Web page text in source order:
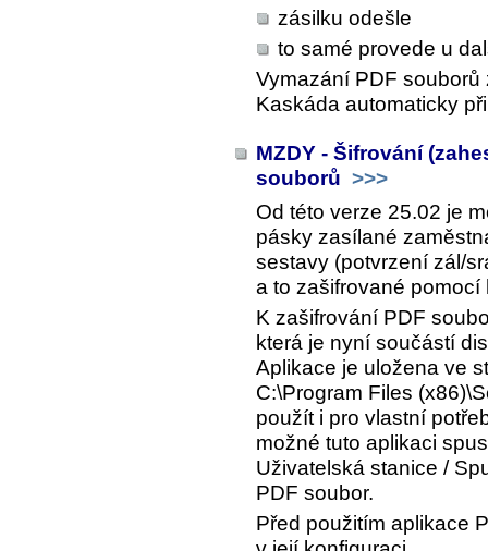
zásilku odešle
to samé provede u
Vymazání PDF
Kaskáda automaticky
MZDY - Šifrování
souborů >>>
Od této verze 25.02 je
pásky zasílané
sestavy (potvrzení zál/
a to zašifrované pomocí
K zašifrování PDF
která je nyní součástí
Aplikace je uložena ve
C:\Program Files
použít i pro vlastní
možné tuto aplikaci
Uživatelská stanice /
PDF soubor.
Před použitím aplikace